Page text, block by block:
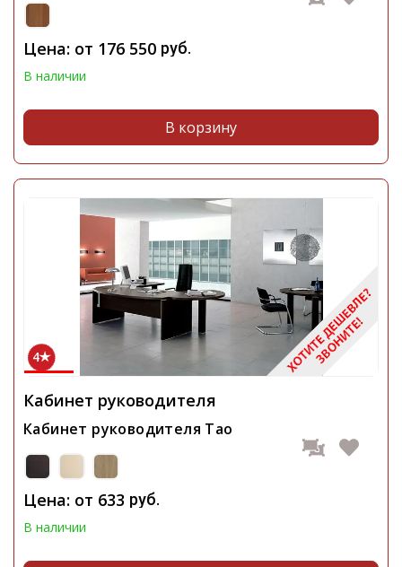
Цена: от 176 550 руб.
В наличии
В корзину
4
Кабинет руководителя
Кабинет руководителя Tao
Цена: от 633 руб.
В наличии